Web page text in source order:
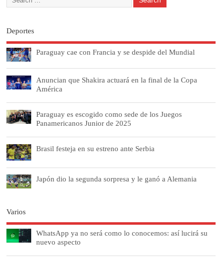
Deportes
Paraguay cae con Francia y se despide del Mundial
Anuncian que Shakira actuará en la final de la Copa
América
Paraguay es escogido como sede de los Juegos
Panamericanos Junior de 2025
Brasil festeja en su estreno ante Serbia
Japón dio la segunda sorpresa y le ganó a Alemania
Varios
WhatsApp ya no será como lo conocemos: así lucirá su
nuevo aspecto